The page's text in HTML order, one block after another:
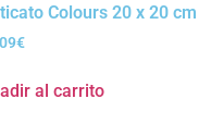
Colours 20 x 20 cm
€
al carrito